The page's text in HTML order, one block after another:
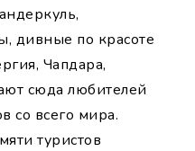
дивные по красоте
Чапдара,
сюда любителей
со всего мира.
туристов